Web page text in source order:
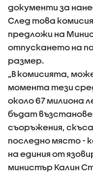
документи за
След това
предложи на
отпускането на
размер.
„В комисията,
момента тези
около 67 милиона
бъдат
съоръжения,
последно място -
на единия от
министър Калин